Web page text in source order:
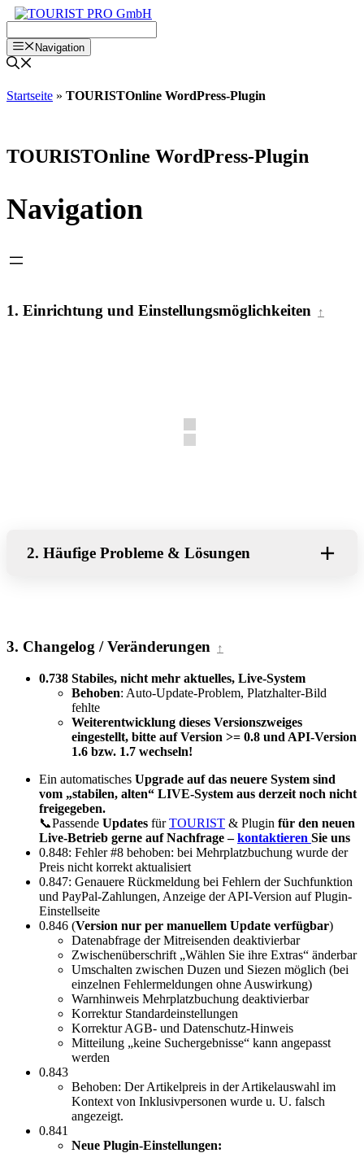
Zum
springenNavigation
Startseite » TOURISTOnline WordPress-Plugin
TOURISTOnline WordPress-Plugin
Navigation
1. Einrichtung und Einstellungsmöglichkeiten ↑
2. Häufige Probleme & Lösungen
3. Changelog / Veränderungen ↑
0.738 Stabiles, nicht mehr aktuelles, Live-System
Behoben: Auto-Update-Problem, Platzhalter-Bild
fehlte
Weiterentwicklung dieses Versionszweiges
eingestellt, bitte auf Version >= 0.8 und API-Version
1.6 bzw. 1.7 wechseln!
Ein automatisches Upgrade auf das neuere System sind
vom „stabilen, alten“ LIVE-System aus derzeit noch nicht
freigegeben.
📞Passende Updates fürTOURIST & Plugin für den neuen
Live-Betrieb gerne auf Nachfrage –kontaktieren Sie uns
0.848: Fehler #8 behoben: bei Mehrplatzbuchung wurde der
Preis nicht korrekt aktualisiert
0.847: Genauere Rückmeldung bei Fehlern der Suchfunktion
und PayPal-Zahlungen, Anzeige der API-Version auf Plugin-
Einstellseite
0.846 (Version nur per manuellem Update verfügbar)
Datenabfrage der Mitreisenden deaktivierbar
Zwischenüberschrift „Wählen Sie ihre Extras“ änderbar
Umschalten zwischen Duzen und Siezen möglich (bei
einzelnen Fehlermeldungen ohne Auswirkung)
Warnhinweis Mehrplatzbuchung deaktivierbar
Korrektur Standardeinstellungen
Korrektur AGB- und Datenschutz-Hinweis
Mitteilung „keine Suchergebnisse“ kann angepasst
werden
0.843
Behoben: Der Artikelpreis in der Artikelauswahl im
Kontext von Inklusivpersonen wurde u. U. falsch
angezeigt.
0.841
Neue Plugin-Einstellungen: